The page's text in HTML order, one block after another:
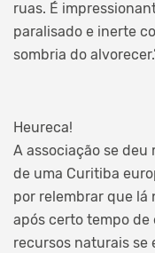
ruas. É
paralisado e inerte
sombria do
Heureca!
A associação se
de uma Curitiba
por relembrar que lá
após certo tempo
recursos naturais se